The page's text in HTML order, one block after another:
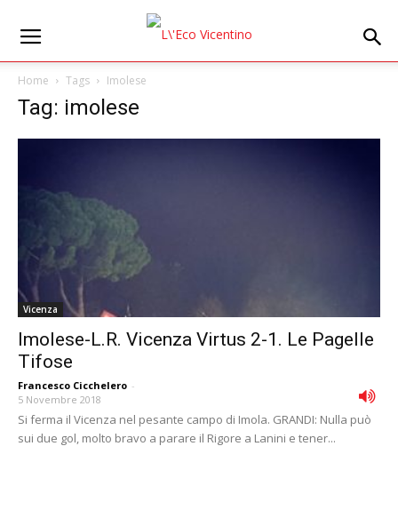
Home Tags Imolese
Tag: imolese
Vicenza
Imolese-L.R. Vicenza Virtus 2-1. Le Pagelle
Tifose
Francesco Cicchelero -
5 Novembre 2018
Si ferma il Vicenza nel pesante campo di Imola. GRANDI: Nulla può
sui due gol, molto bravo a parare il Rigore a Lanini e tener...